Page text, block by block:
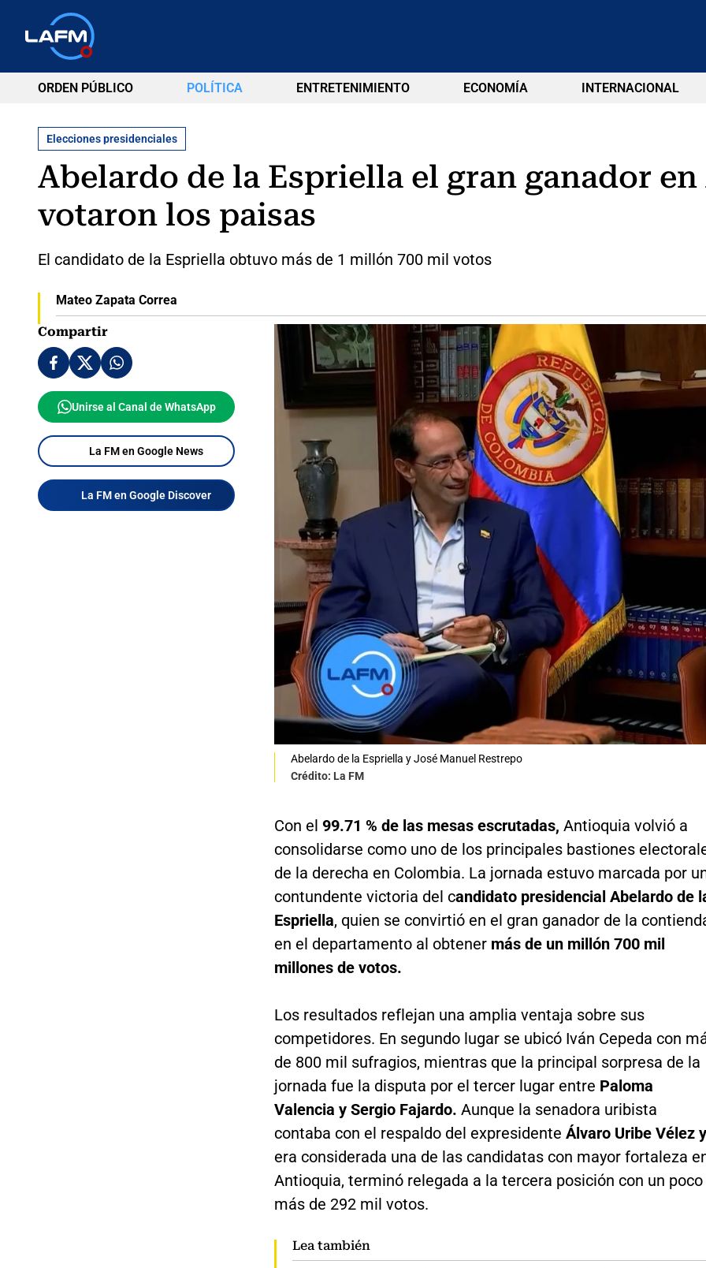
ORDEN PÚBLICO POLÍTICA ENTRETENIMIENTO ECONOMÍA INTERNACIONAL
Elecciones presidenciales
Abelardo de la Espriella el gran ganador
votaron los paisas
El candidato de la Espriella obtuvo más de 1 millón 700 mil votos
Mateo Zapata Correa
Compartir
Unirse al Canal de WhatsApp
La FM en Google News
La FM en Google Discover
Abelardo de la Espriella y José Manuel Restrepo
Crédito: La FM
Con el 99.71 % de las mesas escrutadas, Antioquia volvió a
consolidarse como uno de los principales bastiones
de la derecha en Colombia. La jornada estuvo marcada por
contundente victoria del candidato presidencial Abelardo de
Espriella, quien se convirtió en el gran ganador de la
en el departamento al obtener más de un millón 700 mil
millones de votos.
Los resultados reflejan una amplia ventaja sobre sus
competidores. En segundo lugar se ubicó Iván Cepeda con
de 800 mil sufragios, mientras que la principal sorpresa de la
jornada fue la disputa por el tercer lugar entre Paloma
Valencia y Sergio Fajardo. Aunque la senadora uribista
contaba con el respaldo del expresidente Álvaro Uribe Vélez y
era considerada una de las candidatas con mayor fortaleza
Antioquia, terminó relegada a la tercera posición con un poco
más de 292 mil votos.
Lea también